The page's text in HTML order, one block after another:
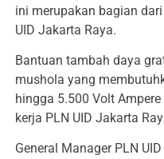
ini merupakan bagian
UID Jakarta Raya.
Bantuan tambah daya
mushola yang
hingga 5.500 Volt
kerja PLN UID Jakarta
General Manager PLN